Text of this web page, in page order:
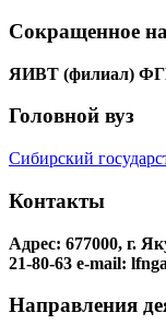
Сокращенное
ЯИВТ (филиал)
Головной вуз
Сибирский
Контакты
Адрес: 677000, г.
21-80-63 e-mail:
Направления